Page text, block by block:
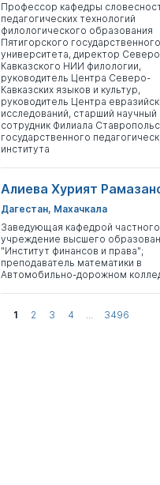
Профессор кафедры
педагогических технологий
филологического образования
Пятигорского государственного
университета, директор
Кавказского НИИ филологии,
руководитель Центра Северо-
Кавказских языков и культур,
руководитель Центра
исследований, старший научный
сотрудник Филиала
государственного
института
Алиева Хурият
Дагестан, Махачкала
Заведующая кафедрой частного
учреждение высшего
"Институт финансов и права";
преподаватель математики в
Автомобильно-дорожном
1 2 3 4 ... 3496